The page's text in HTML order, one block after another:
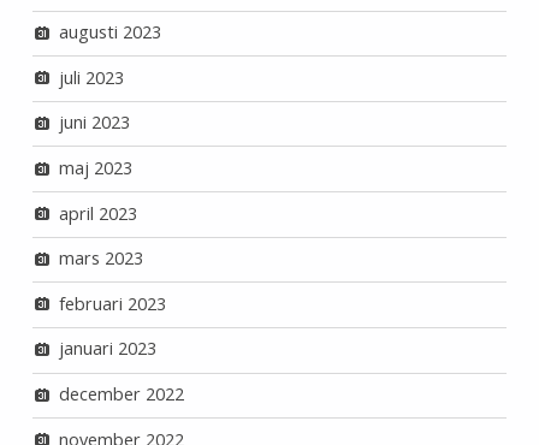
augusti 2023
juli 2023
juni 2023
maj 2023
april 2023
mars 2023
februari 2023
januari 2023
december 2022
november 2022